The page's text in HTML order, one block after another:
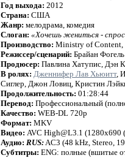
Год выхода: 2012
Страна: США
Жанр: мелодрама, комедия
Слоган: «Хочешь жениться -
Производство: Ministry of Content,
Режиссер/сценарий: Брайан Фогель
Продюсер: Павлина Хатупис, Дэн
В ролях: Дженнифер Лав Хьюитт,
Сиглер, Джон Ловиц, Кристин
Продолжительность: 01:28:44
Перевод: Профессиональный
Качество: WEB-DL 720p
Формат: MKV
Видео: AVC High@L3.1 (1280x690
Аудио: RUS: AC3 (48 kHz, Stereo,
Субтитры: ENG: полные (вшитые